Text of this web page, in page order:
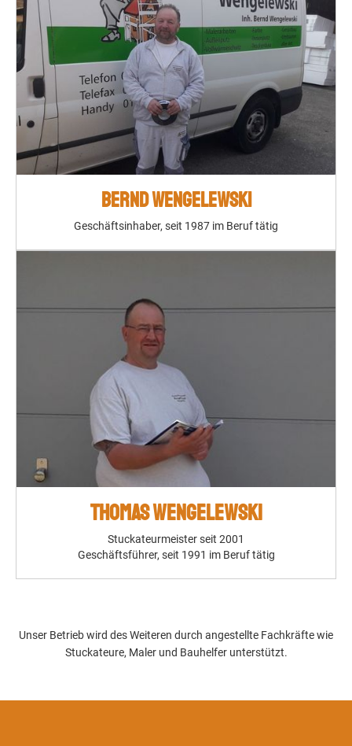
BERND WENGELEWSKI
Geschäftsinhaber, seit 1987 im Beruf tätig
THOMAS WENGELEWSKI
Stuckateurmeister seit 2001
Geschäftsführer, seit 1991 im Beruf tätig
Unser Betrieb wird des Weiteren durch angestellte Fachkräfte wie
Stuckateure, Maler und Bauhelfer unterstützt.